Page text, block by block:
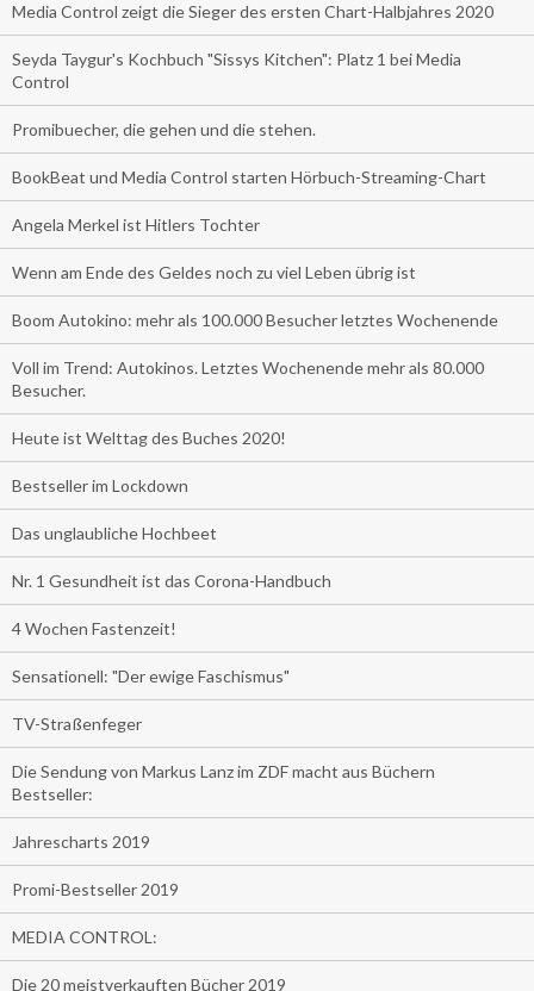
Media Control zeigt die Sieger des ersten Chart-Halbjahres 2020
Seyda Taygur's Kochbuch "Sissys Kitchen": Platz 1 bei Media
Control
Promibuecher, die gehen und die stehen.
BookBeat und Media Control starten Hörbuch-Streaming-Chart
Angela Merkel ist Hitlers Tochter
Wenn am Ende des Geldes noch zu viel Leben übrig ist
Boom Autokino: mehr als 100.000 Besucher letztes Wochenende
Voll im Trend: Autokinos. Letztes Wochenende mehr als 80.000
Besucher.
Heute ist Welttag des Buches 2020!
Bestseller im Lockdown
Das unglaubliche Hochbeet
Nr. 1 Gesundheit ist das Corona-Handbuch
4 Wochen Fastenzeit!
Sensationell: "Der ewige Faschismus"
TV-Straßenfeger
Die Sendung von Markus Lanz im ZDF macht aus Büchern
Bestseller:
Jahrescharts 2019
Promi-Bestseller 2019
MEDIA CONTROL:
Die 20 meistverkauften Bücher 2019